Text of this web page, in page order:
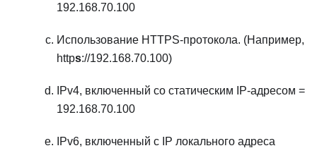
192.168.70.100
Использование HTTPS-протокола. (Например,
https://192.168.70.100)
IPv4, включенный со статическим IP-адресом =
192.168.70.100
IPv6, включенный с IP локального адреса